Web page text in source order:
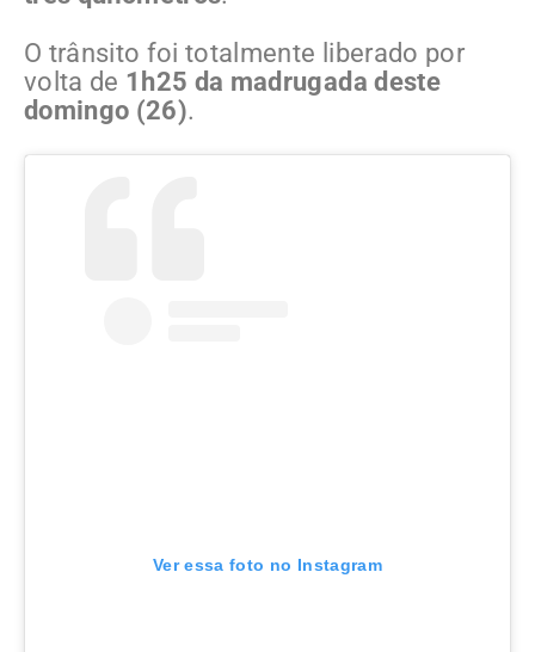
O trânsito foi totalmente liberado por
volta de 1h25 da madrugada deste
domingo (26).
Ver essa foto no Instagram